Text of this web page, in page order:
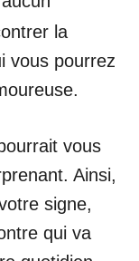
la
vous pourrez
vous
Ainsi,
signe,
qui va